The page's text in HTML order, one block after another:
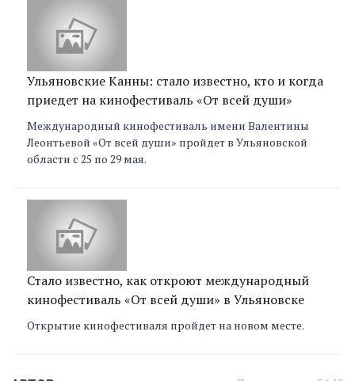
Ульяновские Канны: стало известно, кто и когда
приедет на кинофестиваль «От всей души»
Международный кинофестиваль имени Валентины
Леонтьевой «От всей души» пройдет в Ульяновской
области с 25 по 29 мая.
Стало известно, как откроют международный
кинофестиваль «От всей души» в Ульяновске
Открытие кинофестиваля пройдет на новом месте.